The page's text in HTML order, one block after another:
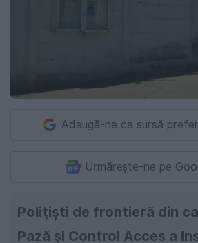
Adaugă-ne ca sursă
Urmărește-ne pe
Poliţişti de frontieră din
Pază şi Control Acces a